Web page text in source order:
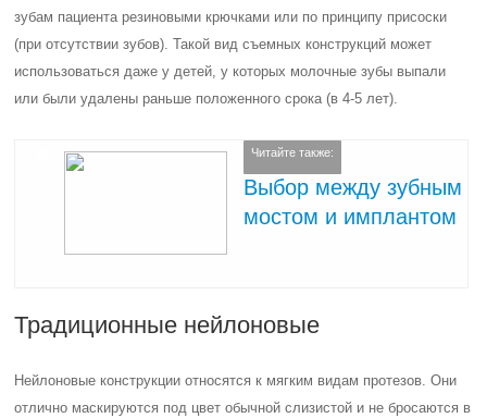
зубам пациента резиновыми крючками или по принципу присоски
(при отсутствии зубов). Такой вид съемных конструкций может
использоваться даже у детей, у которых молочные зубы выпали
или были удалены раньше положенного срока (в 4-5 лет).
Читайте также:
Выбор между зубным
мостом и имплантом
Традиционные нейлоновые
Нейлоновые конструкции относятся к мягким видам протезов. Они
отлично маскируются под цвет обычной слизистой и не бросаются в